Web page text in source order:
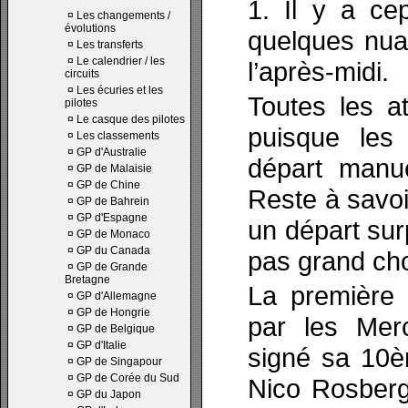
¤ Les changements /
évolutions
¤ Les transferts
¤ Le calendrier / les
circuits
¤ Les écuries et les
pilotes
¤ Le casque des pilotes
¤ Les classements
¤ GP d'Australie
¤ GP de Malaisie
¤ GP de Chine
¤ GP de Bahrein
¤ GP d'Espagne
¤ GP de Monaco
¤ GP du Canada
¤ GP de Grande
Bretagne
¤ GP d'Allemagne
¤ GP de Hongrie
¤ GP de Belgique
¤ GP d'Italie
¤ GP de Singapour
¤ GP de Corée du Sud
¤ GP du Japon
1. Il y a
quelques
l’après-midi.
Toutes les
puisque
départ
Reste à
un départ
pas grand
La
par les
signé sa
Nico